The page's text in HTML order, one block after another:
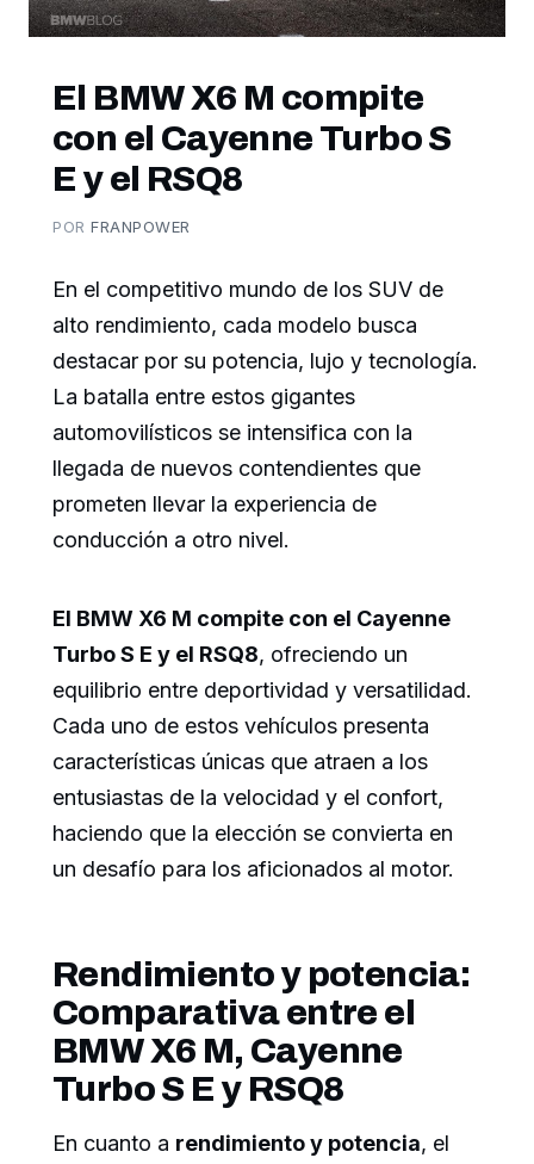
El BMW X6 M compite
con el Cayenne Turbo S
E y el RSQ8
PORFRANPOWER
En el competitivo mundo de los SUV de
alto rendimiento, cada modelo busca
destacar por su potencia, lujo y tecnología.
La batalla entre estos gigantes
automovilísticos se intensifica con la
llegada de nuevos contendientes que
prometen llevar la experiencia de
conducción a otro nivel.
El BMW X6 M compite con el Cayenne
Turbo S E y el RSQ8, ofreciendo un
equilibrio entre deportividad y versatilidad.
Cada uno de estos vehículos presenta
características únicas que atraen a los
entusiastas de la velocidad y el confort,
haciendo que la elección se convierta en
un desafío para los aficionados al motor.
Rendimiento y potencia:
Comparativa entre el
BMW X6 M, Cayenne
Turbo S E y RSQ8
En cuanto a rendimiento y potencia, el